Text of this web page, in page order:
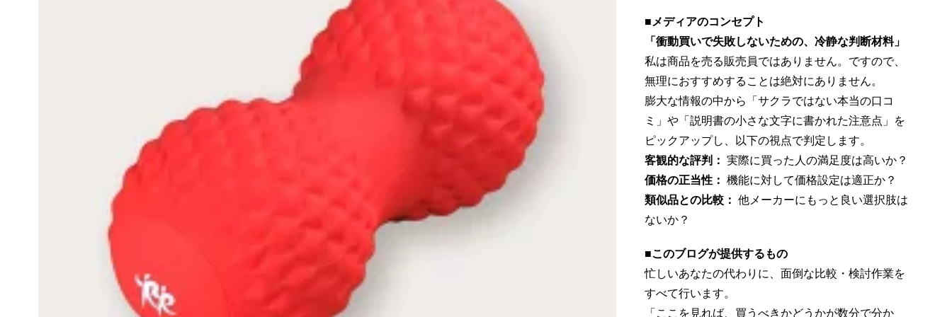
■メディアのコンセプト
「衝動買いで失敗しないための、冷静な判断材料」
私は商品を売る販売員ではありません。ですので、
無理におすすめすることは絶対にありません。
膨大な情報の中から「サクラではない本当の口コ
ミ」や「説明書の小さな文字に書かれた注意点」を
ピックアップし、以下の視点で判定します。
客観的な評判： 実際に買った人の満足度は高いか？
価格の正当性： 機能に対して価格設定は適正か？
類似品との比較： 他メーカーにもっと良い選択肢は
ないか？
■このブログが提供するもの
忙しいあなたの代わりに、面倒な比較・検討作業を
すべて行います。
「ここを見れば、買うべきかどうかが数分で分か